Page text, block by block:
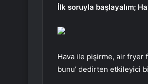
İlk soruyla başlayalım;
Hava ile pişirme, air fryer
bunu’ dedirten etkileyici